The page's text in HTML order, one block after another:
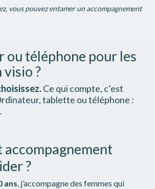
vous pouvez entamer un accompagnement
ou téléphone pour les
visio ?
Ce qui compte, c’est
tablette ou téléphone :
accompagnement
?
ans, j’accompagne des femmes qui